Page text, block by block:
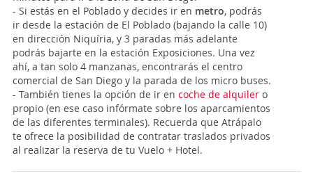
- Si estás en el Poblado y decides ir en metro, podrás
ir desde la estación de El Poblado (bajando la calle 10)
en dirección Niquíria, y 3 paradas más adelante
podrás bajarte en la estación Exposiciones. Una vez
ahí, a tan solo 4 manzanas, encontrarás el centro
comercial de San Diego y la parada de los micro buses.
- También tienes la opción de ir en coche de alquiler o
propio (en ese caso infórmate sobre los aparcamientos
de las diferentes terminales). Recuerda que Atrápalo
te ofrece la posibilidad de contratar traslados privados
al realizar la reserva de tu Vuelo + Hotel.